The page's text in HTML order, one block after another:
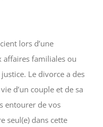
lors d’une
affaires familiales ou
Le divorce a des
d’un couple et de sa
entourer de vos
seul(e) dans cette